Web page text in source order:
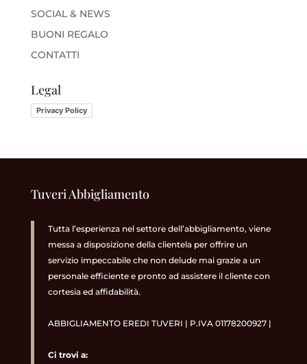
SOCIAL & NEWS
BUONI REGALO
CONTATTI
Legal
Privacy Policy
Tuveri Abbigliamento
Tutta l’esperienza nel settore dell’abbigliamento, viene
messa a disposizione della clientela per offrire un
servizio impeccabile che non delude mai grazie a un
personale efficiente e pronto ad assistere il cliente con
cortesia ed affidabilità.
ABBIGLIAMENTO EREDI TUVERI | P.IVA 01178200927 |
Ci trovi a: